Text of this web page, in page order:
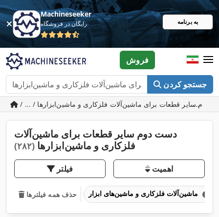
Machineseeker
رایگان در فروشگاه به برنامه
جستجو کردن
فروش
دست دوم سایر قطعات برای ماشین‌آلات
فلزکاری و ماشین‌ابزارها (۲۸۲)
فیلتر اهمیت
حذف همه فیلترها